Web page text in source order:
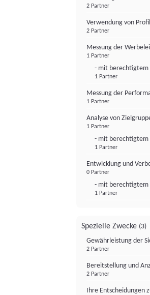
2 Partner
Verwendung von
2 Partner
Messung der
1 Partner
- mit berechtigtem
1 Partner
Messung der
1 Partner
Analyse von
1 Partner
- mit berechtigtem
1 Partner
Entwicklung und
0 Partner
- mit berechtigtem
1 Partner
Spezielle Zwecke (3)
Gewährleistung der
2 Partner
Bereitstellung und
2 Partner
Ihre Entscheidungen